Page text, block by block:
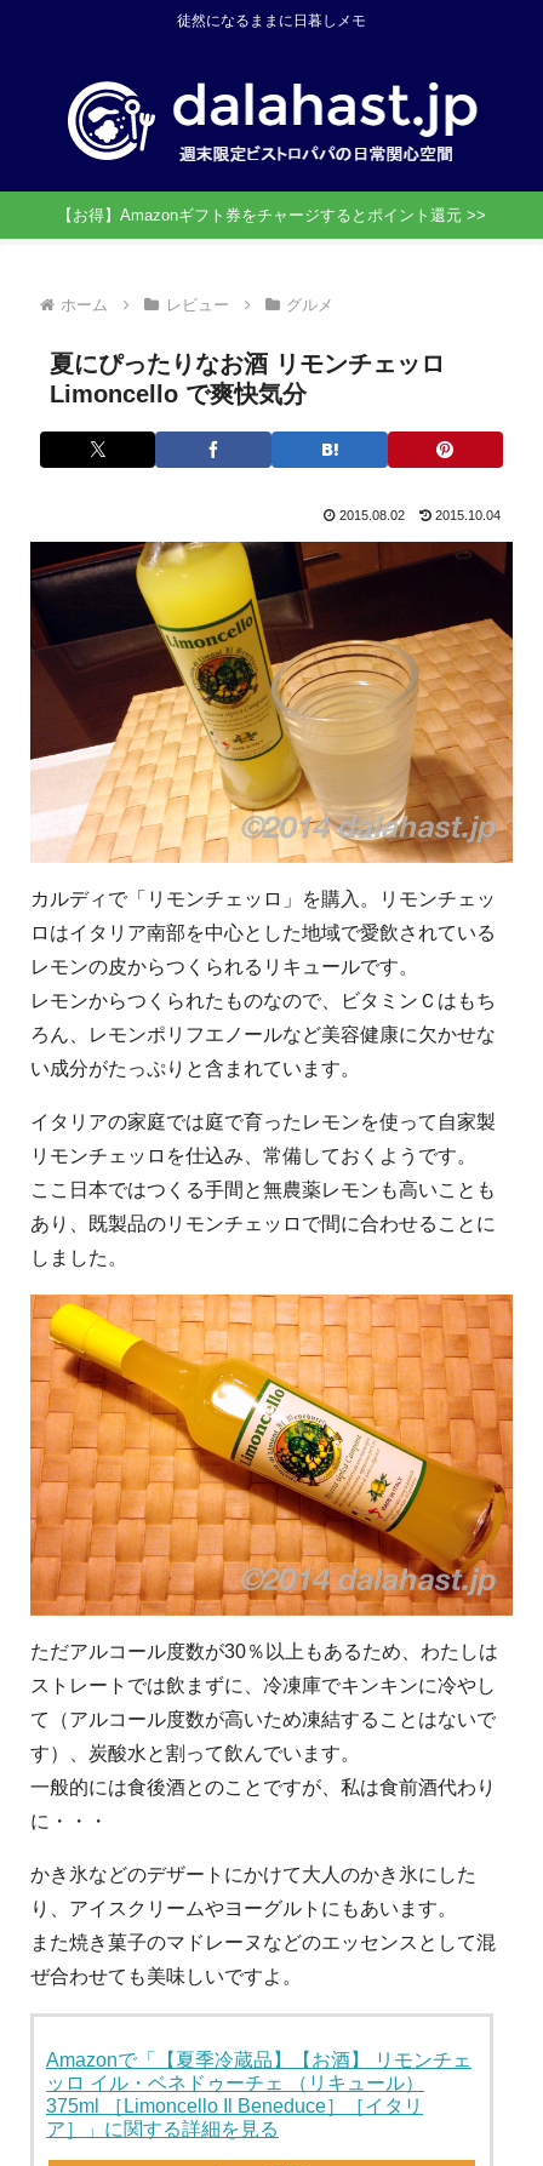
徒然になるままに日暮しメモ
【お得】Amazonギフト券をチャージするとポイント還元 >>
ホーム レビュー グルメ
夏にぴったりなお酒 リモンチェッロ
Limoncello で爽快気分
2015.08.02 2015.10.04
カルディで「リモンチェッロ」を購入。リモンチェッ
ロはイタリア南部を中心とした地域で愛飲されている
レモンの皮からつくられるリキュールです。
レモンからつくられたものなので、ビタミンＣはもち
ろん、レモンポリフエノールなど美容健康に欠かせな
い成分がたっぷりと含まれています。
イタリアの家庭では庭で育ったレモンを使って自家製
リモンチェッロを仕込み、常備しておくようです。
ここ日本ではつくる手間と無農薬レモンも高いことも
あり、既製品のリモンチェッロで間に合わせることに
しました。
ただアルコール度数が30％以上もあるため、わたしは
ストレートでは飲まずに、冷凍庫でキンキンに冷やし
て（アルコール度数が高いため凍結することはないで
す）、炭酸水と割って飲んでいます。
一般的には食後酒とのことですが、私は食前酒代わり
に・・・
かき氷などのデザートにかけて大人のかき氷にした
り、アイスクリームやヨーグルトにもあいます。
また焼き菓子のマドレーヌなどのエッセンスとして混
ぜ合わせても美味しいですよ。
Amazonで「【夏季冷蔵品】【お酒】 リモンチェ
ッロ イル・ベネドゥーチェ （リキュール）
375ml ［Limoncello Il Beneduce］［イタリ
ア］」に関する詳細を見る